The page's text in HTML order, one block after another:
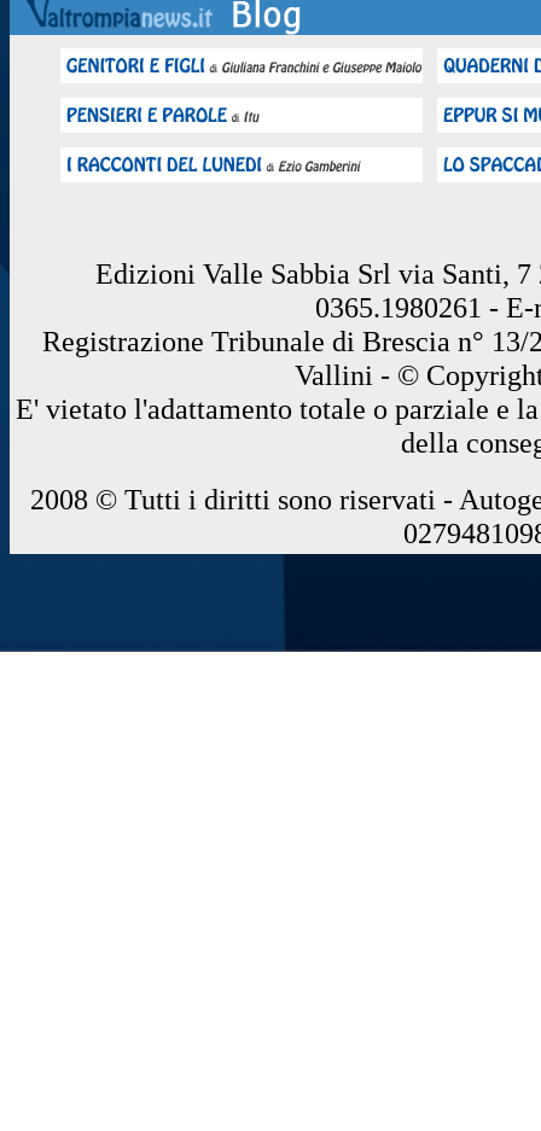
Edizioni Valle Sabbia Srl via Santi, 7
0365.1980261 -
Registrazione Tribunale di Brescia n°
Vallini - ©
E' vietato l'adattamento totale o parziale e
della
2008 © Tutti i diritti sono riservati -